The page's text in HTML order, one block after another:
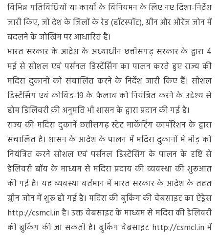
जारी
विभिन्न गतिविधियों या कार्याें के विनियमन के लिए नए दिशा-निर्देश
जारी किए, जो देश के जिलों के रेड (हॉटस्पॉट), ग्रीन और औरेंज जोन में
बदलने के जोखिम पर आधारित है।
भारत सरकार के आदेश के अध्याधीन छत्तीसगढ़ सरकार के द्वारा 4
मई से सोशल एवं पर्सनल डिस्टेंसिंग का पालन करते हुए राज्य की
मदिरा दुकानों को संचालित करने के निर्देश जारी किए हैं। सोशल
डिस्टेंसिंग एवं कोविड-19 के फैलाव को नियंत्रित करने के उद्देश्य से
होम डिलिवरी की अनुमति भी शासन के द्वारा प्रदान की गई है।
राज्य की मदिरा दुकानें छत्तीसगढ़ स्टेट मार्केटिंग कार्पाेरेशन के द्वारा
संचालित है। शासन के आदेश के पालन में मदिरा दुकानों में भीड़ को
नियंत्रित करने सोशल एवं पर्सनल डिस्टेंसिंग के पालन के दृष्टि से
डेलिवरी बॉय के माध्यम से मदिरा प्रदाय की व्यवस्था की शुरूआत
की गई है। यह व्यवस्था वर्तमान में भारत सरकार के आदेश के तहत
ग्र्रीन जोन में शुरू हो गई है। मदिरा की बुकिंग की वेबसाइट का ऐड्रेस
http://csmcl.in है। उक्त वेबसाइट के माध्यम से मदिरा की डेलिवरी
की बुकिंग की जा सकती है। बुकिंग वेबसाइट http://csmcl.in में